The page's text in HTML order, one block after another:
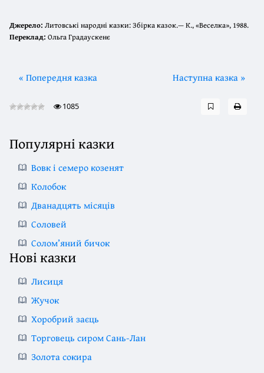
Джерело: Литовські народні казки: Збірка казок.— К., «Веселка», 1988.
Переклад: Ольга Градаускенє
« Попередня казка Наступна казка »
1085
Популярні казки
Вовк і семеро козенят
Колобок
Дванадцять місяців
Соловей
Солом’яний бичок
Нові казки
Лисиця
Жучок
Хоробрий заєць
Торговець сиром Сань-Лан
Золота сокира